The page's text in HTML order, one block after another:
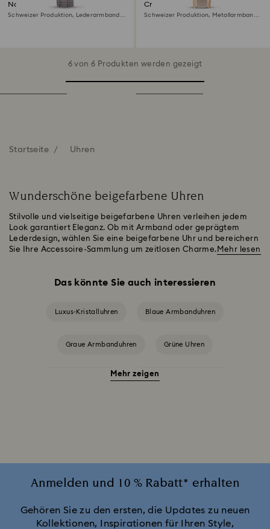
Nova Uhr
Schweizer Produktion, Lederarmband,
Crystalline bangle Uhr
Schweizer Produktion, Metallarmband,
6 von 6 Produkten werden gezeigt
Startseite Uhren
Wunderschöne beigefarbene Uhren
Stilvolle und vielseitige beigefarbene Uhren verleihen jedem
Look garantiert Eleganz. Ob mit Armband oder geprägtem
Lederdesign, wählen Sie eine beigefarbene Uhr und bereichern
Sie Ihre Accessoire-Sammlung um zeitlosen Charme. Mehr lesen
Das könnte Sie auch interessieren
Luxus-Kristalluhren Blaue Armbanduhren
Graue Armbanduhren Grüne Uhren
Rote Armbanduhren Schwarze Armbanduhren
Crystalline Aura Uhrenkollektion
Mehr zeigen
Anmelden und 10 % Rabatt* erhalten
Gehören Sie zu den ersten, die Updates zu neuen
Kollektionen, Inspirationen für Ihren Style,